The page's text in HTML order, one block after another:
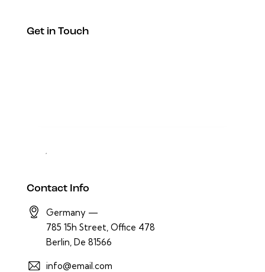
Get in Touch
Contact Info
Germany —
785 15h Street, Office 478
Berlin, De 81566
info@email.com